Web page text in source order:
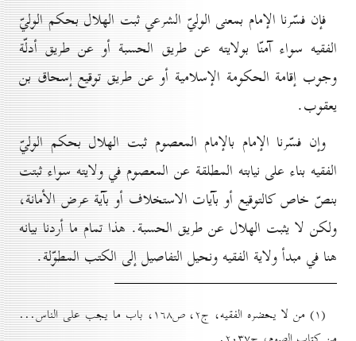
فإن فسّرنا الإمام بمعنى الوليّ الشرعي ثبت الهلال بحكم الوليّ
الفقيه سواء آمنّا بولايته عن طريق الحسبة أو عن طريق أدلّة
وجوب إقامة الحكومة الإسلامية أو عن طريق توقيع إسحاق بن
يعقوب.
وإن فسّرنا الإمام بالإمام المعصوم ثبت الهلال بحكم الوليّ
الفقيه بناء على نيابته المطلقة عن المعصوم في ولايته سواء ثبتت
بنصّ خاص كالتوقيع أو بآيات الاستخلاف أو بآية عرض الأمانة،
ولكن لا يثبت الهلال عن طريق الحسبة. هذا تمام ما أردنا بيانه
هنا في مبدأ ولاية الفقيه ونحيل التفاصيل إلى الكتب المطوّلة.
(۱) من لا يحضره الفقيه، ج۲، ص۱٦۸، باب ما يجب علی الناس...